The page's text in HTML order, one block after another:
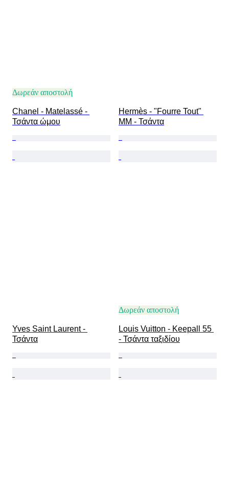
Δωρεάν αποστολή
Chanel - Matelassé -
Τσάντα ώμου
Hermès - "Fourre Tout"
MM - Τσάντα
Yves Saint Laurent -
Τσάντα
Δωρεάν αποστολή
Louis Vuitton - Keepall 55
- Τσάντα ταξιδίου